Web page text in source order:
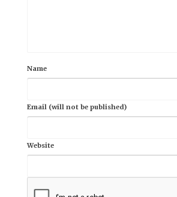
Name
Email (will not be published)
Website